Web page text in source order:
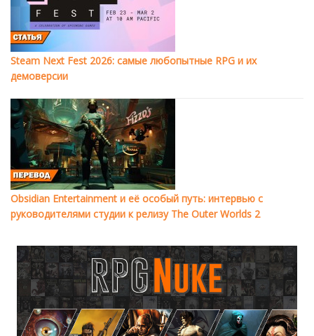
Steam Next Fest 2026: самые любопытные RPG и их
демоверсии
Obsidian Entertainment и её особый путь: интервью с
руководителями студии к релизу The Outer Worlds 2